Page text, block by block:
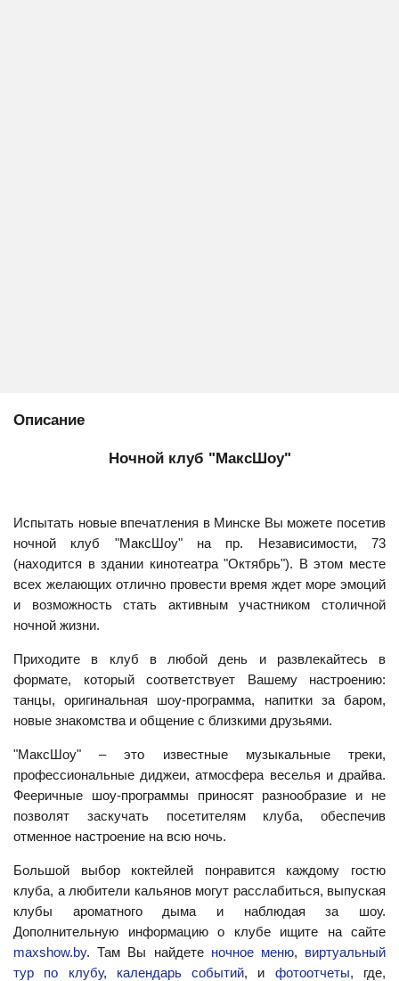
Описание
Ночной клуб "МаксШоу"
Испытать новые впечатления в Минске Вы можете посетив
ночной клуб "МаксШоу" на пр. Независимости, 73
(находится в здании кинотеатра "Октябрь"). В этом месте
всех желающих отлично провести время ждет море эмоций
и возможность стать активным участником столичной
ночной жизни.
Приходите в клуб в любой день и развлекайтесь в
формате, который соответствует Вашему настроению:
танцы, оригинальная шоу-программа, напитки за баром,
новые знакомства и общение с близкими друзьями.
"МаксШоу" – это известные музыкальные треки,
профессиональные диджеи, атмосфера веселья и драйва.
Фееричные шоу-программы приносят разнообразие и не
позволят заскучать посетителям клуба, обеспечив
отменное настроение на всю ночь.
Большой выбор коктейлей понравится каждому гостю
клуба, а любители кальянов могут расслабиться, выпуская
клубы ароматного дыма и наблюдая за шоу.
Дополнительную информацию о клубе ищите на сайте
maxshow.by. Там Вы найдете ночное меню, виртуальный
тур по клубу, календарь событий, и фотоотчеты, где,